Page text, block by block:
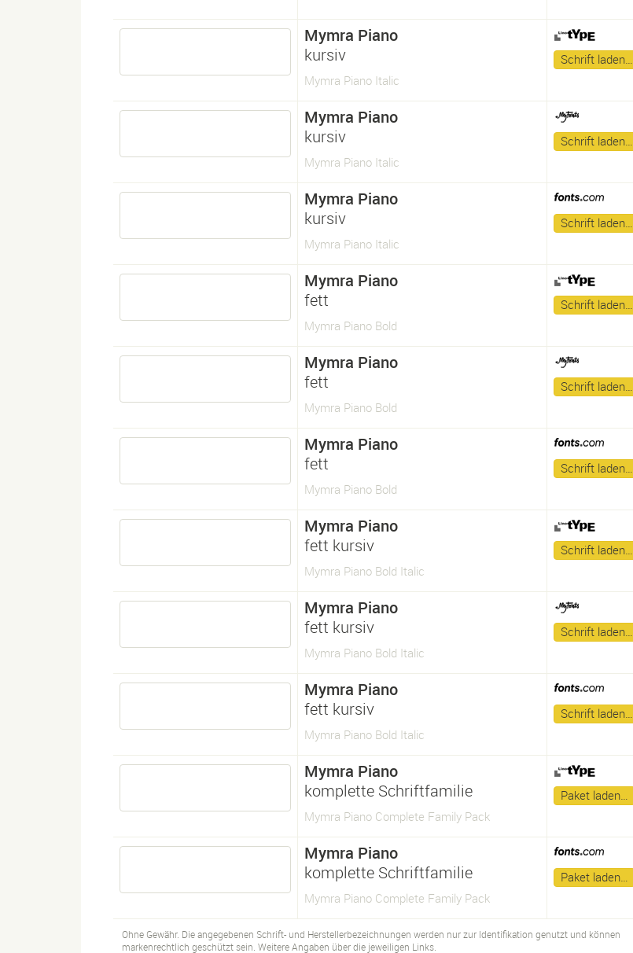
Mymra Piano
kursiv
Mymra Piano Italic
Schrift laden…
Mymra Piano
kursiv
Mymra Piano Italic
Schrift laden…
Mymra Piano
kursiv
Mymra Piano Italic
Schrift laden…
Mymra Piano
fett
Mymra Piano Bold
Schrift laden…
Mymra Piano
fett
Mymra Piano Bold
Schrift laden…
Mymra Piano
fett
Mymra Piano Bold
Schrift laden…
Mymra Piano
fett kursiv
Mymra Piano Bold Italic
Schrift laden…
Mymra Piano
fett kursiv
Mymra Piano Bold Italic
Schrift laden…
Mymra Piano
fett kursiv
Mymra Piano Bold Italic
Schrift laden…
Mymra Piano
komplette Schriftfamilie
Mymra Piano Complete Family Pack
Paket laden…
Mymra Piano
komplette Schriftfamilie
Mymra Piano Complete Family Pack
Paket laden…
Ohne Gewähr. Die angegebenen Schrift- und Herstellerbezeichnungen werden nur zur Identifikation genutzt und können
markenrechtlich geschützt sein. Weitere Angaben über die jeweiligen Links.